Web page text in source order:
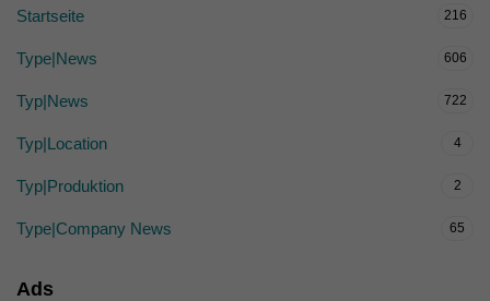
Startseite 216
Type|News 606
Typ|News 722
Typ|Location 4
Typ|Produktion 2
Type|Company News 65
Ads